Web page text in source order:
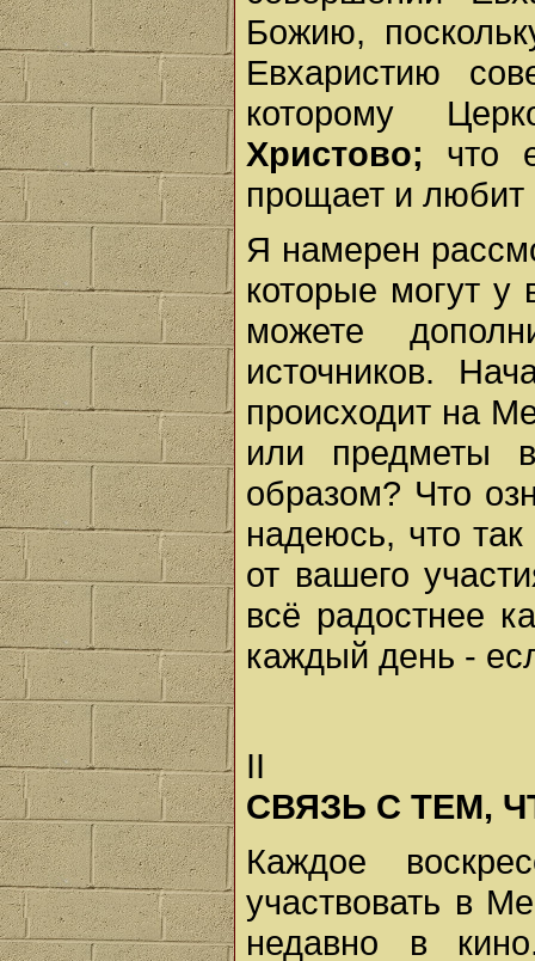
Божию,
Евхаристию
которому
Христово; что
прощает и любит
Я намерен
которые могут
можете
источников.
происходит на
или предметы
образом? Что
надеюсь, что
от вашего
всё радостнее
каждый день -
II
СВЯЗЬ С ТЕМ,
Каждое
участвовать в
недавно в